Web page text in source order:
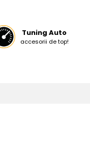
Tuning Auto
accesorii de top!